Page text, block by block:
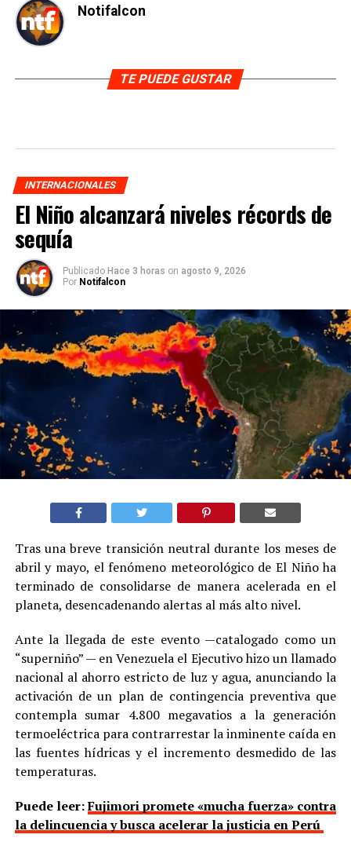
Notifalcon
TE PUEDE GUSTAR
INTERNACIONALES
El Niño alcanzará niveles récords de
sequía
Publicado Hace 3 horas on agosto 9, 2026
Por Notifalcon
Tras una breve transición neutral durante los meses de
abril y mayo, el fenómeno meteorológico de El Niño ha
terminado de consolidarse de manera acelerada en el
planeta, desencadenando alertas al más alto nivel.
Ante la llegada de este evento —catalogado como un
“superniño” — en Venezuela el Ejecutivo hizo un llamado
nacional al ahorro estricto de luz y agua, anunciando la
activación de un plan de contingencia preventiva que
contempla sumar 4.800 megavatios a la generación
termoeléctrica para contrarrestar la inminente caída en
las fuentes hídricas y el incremento desmedido de las
temperaturas.
Puede leer:Fujimori promete «mucha fuerza» contra
la delincuencia y busca acelerar la justicia en Perú